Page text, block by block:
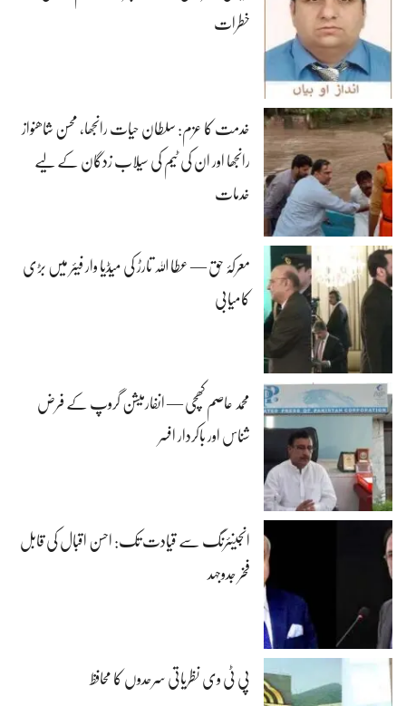
خطرات
خدمت کا عزم: سلطان حیات رانجھا، محسن شاھنواز
رانجھا اور ان کی ٹیم کی سیلاب زدگان کے لیے
خدمات
معرکۂ حق — عطا اللہ تارڑ کی میڈیا وار فیئر میں بڑی
کامیابی
محمد عاصم کھچی — انفارمیشن گروپ کے فرض
شناس اور باکردار افسر
انجینئرنگ سے قیادت تک: احسن اقبال کی قابل
فخر جدوجہد
پی ٹی وی نظریاتی سرحدوں کا محافظ